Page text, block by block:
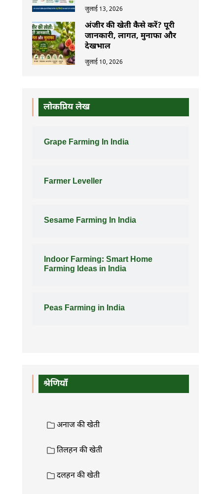
जुलाई 13, 2026
अंजीर की खेती कैसे करें? पूरी
जानकारी, लागत, मुनाफा और
देखभाल
जुलाई 10, 2026
लोकप्रिय लेख
Grape Farming In India
Farmer Leveller
Sesame Farming In India
Indoor Farming: Smart Home
Farming Ideas in India
Peas Farming in India
श्रेणियाँ
अनाज की खेती
तिलहन की खेती
दलहन की खेती